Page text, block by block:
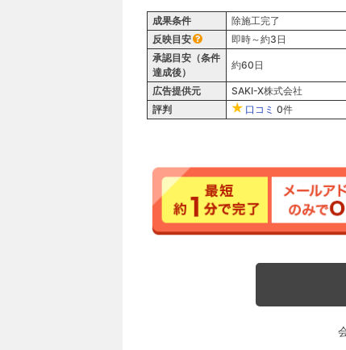
成果条件
除施工完了
反映目安
即時～約3日
承認目安（条件
達成後）
約60日
広告提供元
SAKI-X株式会社
評判
口コミ 0件